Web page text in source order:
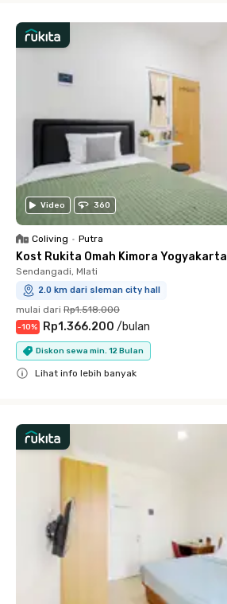
Video 360
Coliving • Putra
Kost Rukita Omah Kimora Yogyakarta
Sendangadi, Mlati
2.0 km dari sleman city hall
mulai dari Rp1.518.000
-10% Rp1.366.200 /bulan
Diskon sewa min. 12 Bulan
Lihat info lebih banyak